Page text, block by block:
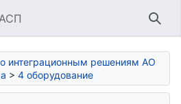
интеграционным решениям АО
> 4 оборудование